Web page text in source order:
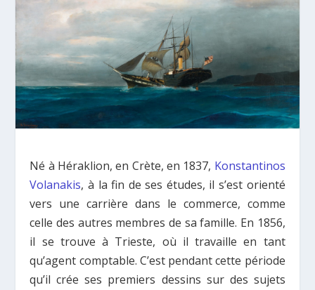
Né à Héraklion, en Crète, en 1837, Konstantinos
Volanakis, à la fin de ses études, il s’est orienté
vers une carrière dans le commerce, comme
celle des autres membres de sa famille. En 1856,
il se trouve à Trieste, où il travaille en tant
qu’agent comptable. C’est pendant cette période
qu’il crée ses premiers dessins sur des sujets